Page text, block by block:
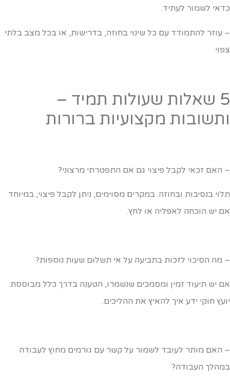
לשמור לעתיד.
עוזר להתמודד עם כל שינוי בחוזה, בדרישות, או בכל מצב בלתי
5 שאלות שעולות תמיד –
מקצועיות ברורות
האם זכאי לקבל פיצוי גם אם התפטרתי מרצוני?
בנסיבות ובחוזה. במקרים מסוימים, ניתן לקבל פיצוי, במיוחד
יש הוכחה לאפליה או לחץ.
מה הסיכוי לזכות בתביעה על אי תשלום שעות נוספות?
יש תיעוד זמין ומסמכים שנשמרו, הטענה בדרך כלל מבוססת.
חוקי ידע איך להאיץ את ההליכים.
האם מותר לעובד לשמור על קשר עם גורמים מחוץ לעבודה
העבודה?